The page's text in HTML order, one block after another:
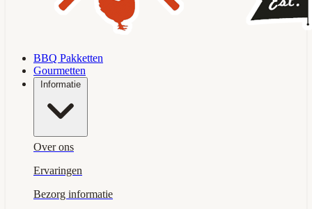
BBQ Pakketten
Gourmetten
Informatie
Over ons
Ervaringen
Bezorg informatie